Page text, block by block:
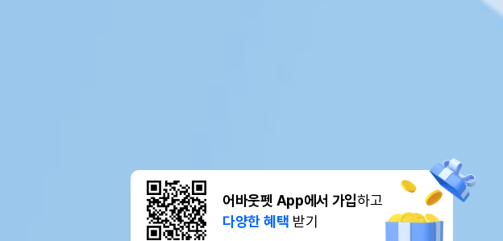
어바웃펫 App에서 가입하고
다양한 혜택 받기